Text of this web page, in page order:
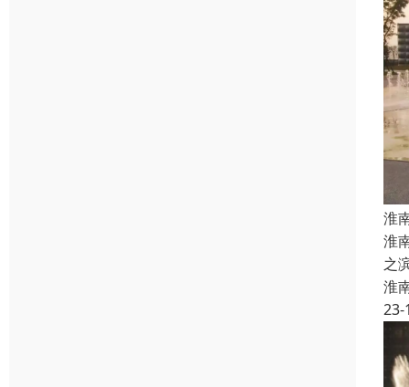
淮
淮
之
淮
23-